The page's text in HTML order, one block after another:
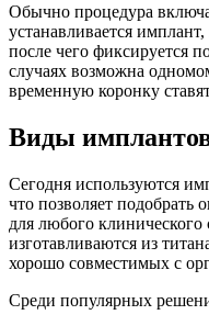
Обычно процедура
устанавливается
после чего фиксируется
случаях возможна
временную коронку
Виды
Сегодня используются
что позволяет подобрать
для любого клинического
изготавливаются из
хорошо совместимых с
Среди популярных